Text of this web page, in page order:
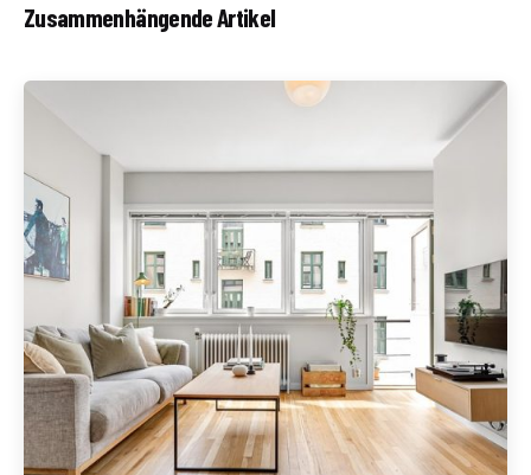
Zusammenhängende Artikel